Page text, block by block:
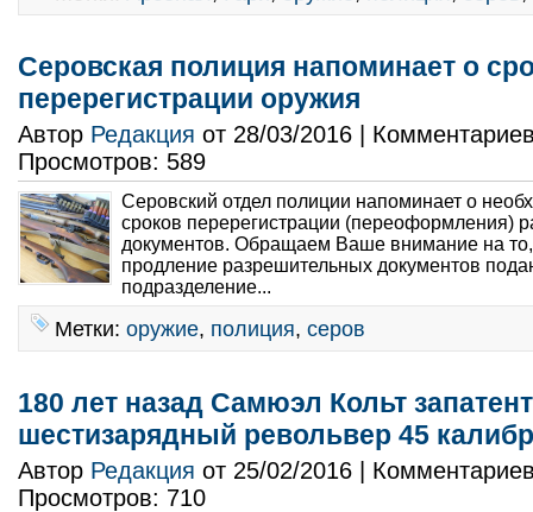
Серовская полиция напоминает о
перерегистрации оружия
Автор Редакция от 28/03/2016 |
Просмотров: 589
Серовский отдел полиции напоминает о
сроков перерегистрации (переоформления)
документов. Обращаем Ваше внимание на то,
продление разрешительных документов
подразделение...
Метки: оружие, полиция, серов
180 лет назад Самюэл Кольт
шестизарядный револьвер 45
Автор Редакция от 25/02/2016 |
Просмотров: 710